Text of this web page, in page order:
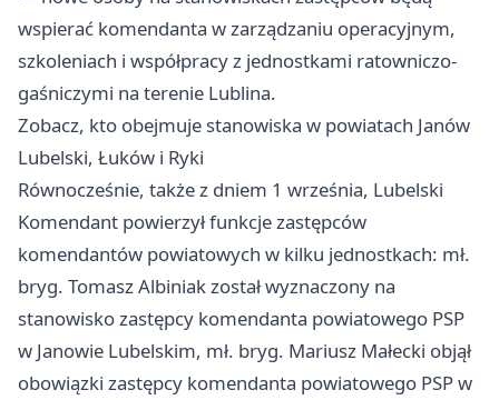
wspierać komendanta w zarządzaniu operacyjnym,
szkoleniach i współpracy z jednostkami ratowniczo-
gaśniczymi na terenie Lublina.
Zobacz, kto obejmuje stanowiska w powiatach Janów
Lubelski, Łuków i Ryki
Równocześnie, także z dniem 1 września, Lubelski
Komendant powierzył funkcje zastępców
komendantów powiatowych w kilku jednostkach: mł.
bryg. Tomasz Albiniak został wyznaczony na
stanowisko zastępcy komendanta powiatowego PSP
w Janowie Lubelskim, mł. bryg. Mariusz Małecki objął
obowiązki zastępcy komendanta powiatowego PSP w